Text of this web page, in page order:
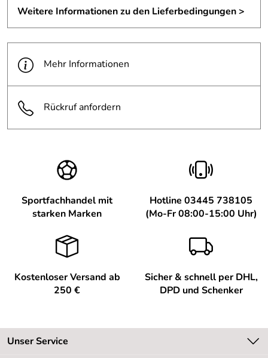
Weitere Informationen zu den Lieferbedingungen >
Mehr Informationen
Rückruf anfordern
Sportfachhandel mit
starken Marken
Hotline 03445 738105
(Mo-Fr 08:00-15:00 Uhr)
Kostenloser Versand ab
250 €
Sicher & schnell per DHL,
DPD und Schenker
Unser Service